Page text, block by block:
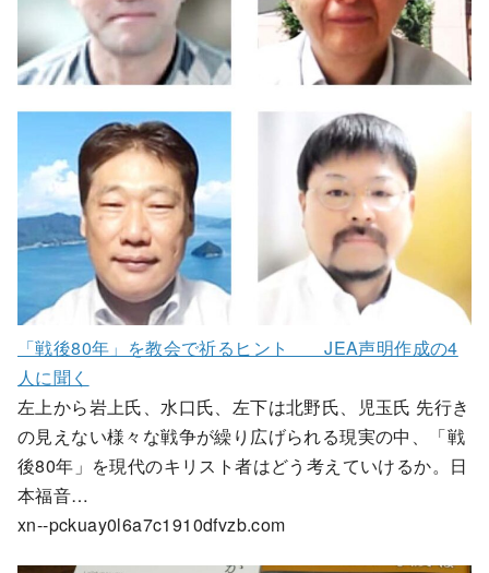
「戦後80年」を教会で祈るヒント JEA声明作成の4
人に聞く
左上から岩上氏、水口氏、左下は北野氏、児玉氏 先行き
の見えない様々な戦争が繰り広げられる現実の中、「戦
後80年」を現代のキリスト者はどう考えていけるか。日
本福音…
xn--pckuay0l6a7c1910dfvzb.com